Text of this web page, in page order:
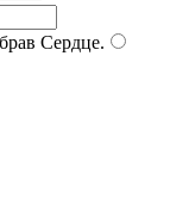
Сердце.